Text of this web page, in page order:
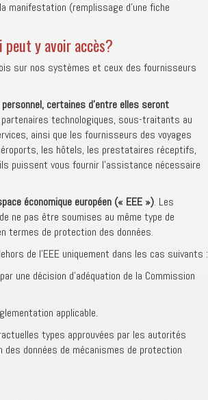
manifestation (remplissage d’une fiche
peut y avoir accès?
sur nos systèmes et ceux des fournisseurs
certaines d’entre elles seront
technologiques, sous-traitants au
ainsi que les fournisseurs des voyages
les hôtels, les prestataires réceptifs,
puissent vous fournir l’assistance nécessaire
économique européen (« EEE »). Les
ne pas être soumises au même type de
termes de protection des données.
de l’EEE uniquement dans les cas suivants :
une décision d’adéquation de la Commission
applicable.
types approuvées par les autorités
des données de mécanismes de protection